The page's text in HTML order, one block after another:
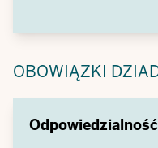
OBOWIĄZKI